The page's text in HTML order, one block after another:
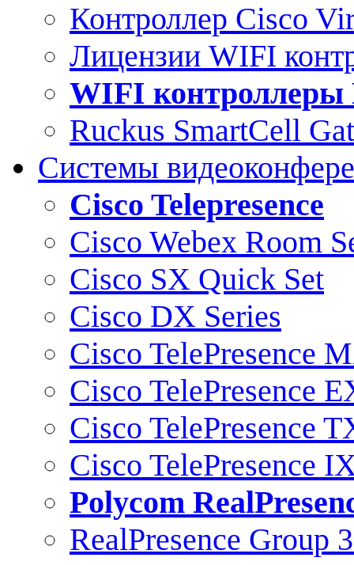
Контроллер Cisco
Лицензии WIFI
WIFI контроллеры
Ruckus SmartCell
Системы
Cisco Telepresence
Cisco Webex Room
Cisco SX Quick Set
Cisco DX Series
Cisco TelePresence
Cisco TelePresence
Cisco TelePresence
Cisco TelePresence
Polycom
RealPresence Group